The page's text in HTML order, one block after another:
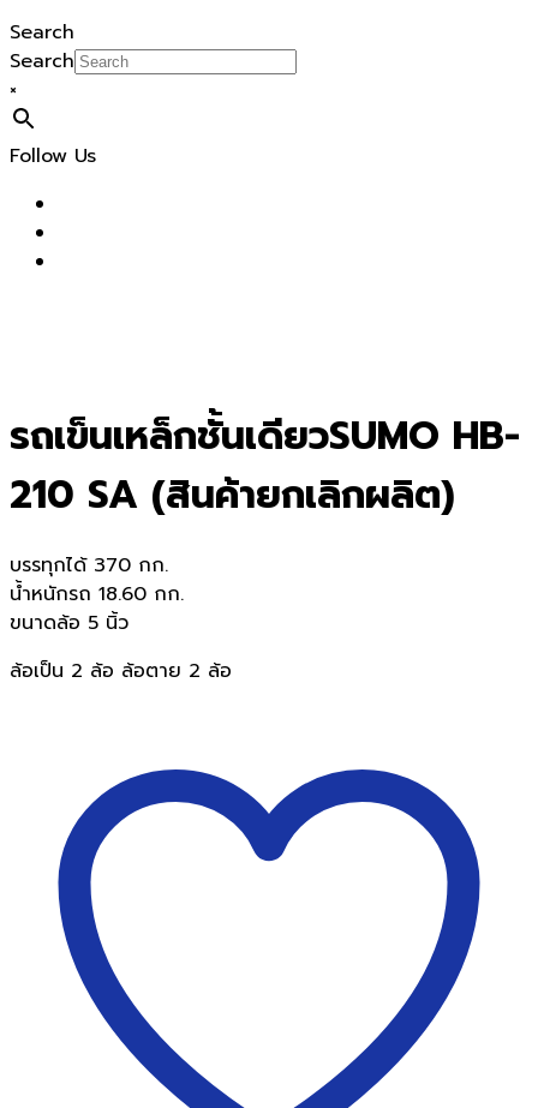
Search
Search
×
Follow Us
รถเข็นเหล็กชั้นเดียวSUMO HB-
210 SA (สินค้ายกเลิกผลิต)
บรรทุกได้ 370 กก.
น้ำหนักรถ 18.60 กก.
ขนาดล้อ 5 นิ้ว
ล้อเป็น 2 ล้อ ล้อตาย 2 ล้อ